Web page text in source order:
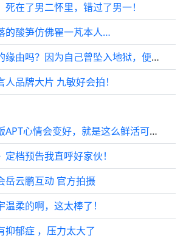
在了男二怀里，错过了男一！
的酸笋仿佛瞿一芃本人…
这就是婉宁疯狂的缘由吗？因为自己曾坠入地狱，便要将所有人一同拖入深渊
品牌大片 九敏好会拍！
看了苏新皓抽象版APT心情会变好，就是这么鲜活可爱又抽象一帅哥哈哈哈哈…
档预告我直呼好家伙！
岳云鹏互动 官方拍摄
柔的啊，这太棒了！
抑郁症 ，压力太大了